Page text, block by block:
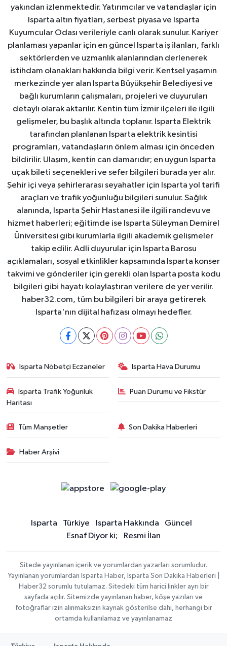
yakından izlenmektedir. Yatırımcılar ve vatandaşlar için
Isparta altın fiyatları, serbest piyasa ve Isparta
Kuyumcular Odası verileriyle canlı olarak sunulur. Kariyer
planlaması yapanlar için en güncel Isparta iş ilanları, farklı
sektörlerden ve uzmanlık alanlarından derlenerek
istihdam olanakları hakkında bilgi verir. Kentsel yaşamın
merkezinde yer alan Isparta Büyükşehir Belediyesi ve
bağlı kurumların çalışmaları, projeleri ve duyuruları
detaylı olarak aktarılır. Kentin tüm İzmir ilçeleri ile ilgili
gelişmeler, bu başlık altında toplanır. Isparta Elektrik
tarafından planlanan Isparta elektrik kesintisi
programları, vatandaşların önlem alması için önceden
bildirilir. Ulaşım, kentin can damarıdır; en uygun Isparta
uçak bileti seçenekleri ve sefer bilgileri burada yer alır.
Şehir içi veya şehirlerarası seyahatler için Isparta yol tarifi
araçları ve trafik yoğunluğu bilgileri sunulur. Sağlık
alanında, Isparta Şehir Hastanesi ile ilgili randevu ve
hizmet haberleri; eğitimde ise Isparta Süleyman Demirel
Üniversitesi gibi kurumlarla ilgili akademik gelişmeler
takip edilir. Adli duyurular için Isparta Barosu
açıklamaları, sosyal etkinlikler kapsamında Isparta konser
takvimi ve gönderiler için gerekli olan Isparta posta kodu
bilgileri gibi hayatı kolaylaştıran verilere de yer verilir.
haber32.com, tüm bu bilgileri bir araya getirerek
Isparta'nın dijital hafızası olmayı hedefler.
Isparta Nöbetçi Eczaneler Isparta Hava Durumu
Isparta Trafik Yoğunluk
Haritası
Puan Durumu ve Fikstür
Tüm Manşetler Son Dakika Haberleri
Haber Arşivi
Isparta Türkiye Isparta Hakkında
Güncel
Esnaf Diyor ki;
Resmi İlan
Sitede yayınlanan içerik ve yorumlardan yazarları sorumludur.
Yayınlanan yorumlardan Isparta Haber, Isparta Son Dakika Haberleri |
Haber32 sorumlu tutulamaz. Sitedeki tüm harici linkler ayrı bir
sayfada açılır. Sitemizde yayınlanan haber, köşe yazıları ve
fotoğraflar izin alınmaksızın kaynak gösterilse dahi, herhangi bir
ortamda kullanılamaz ve yayınlanamaz